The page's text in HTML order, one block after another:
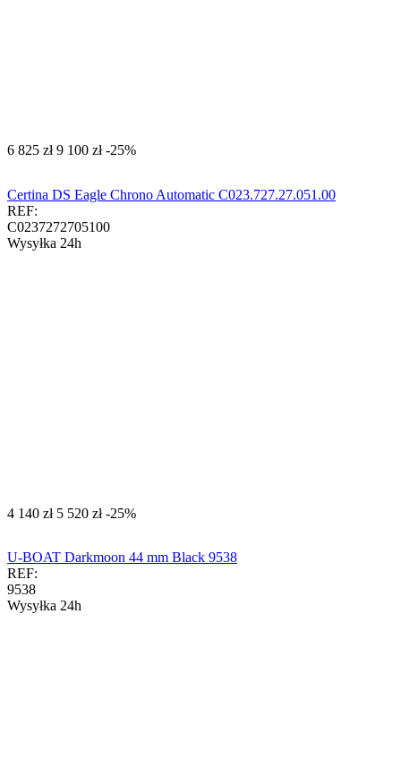
‍6 825‍ zł ‍9 100‍ zł -25%
Certina DS Eagle Chrono Automatic C023.727.27.051.00
REF:
C0237272705100
Wysyłka 24h
‍4 140‍ zł ‍5 520‍ zł -25%
U-BOAT Darkmoon 44 mm Black 9538
REF:
9538
Wysyłka 24h